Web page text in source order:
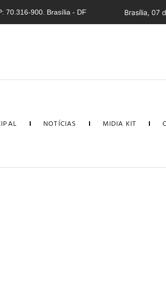
70.316-900. Brasília - DF Brasília, 07
NOTÍCIAS MIDIA KIT